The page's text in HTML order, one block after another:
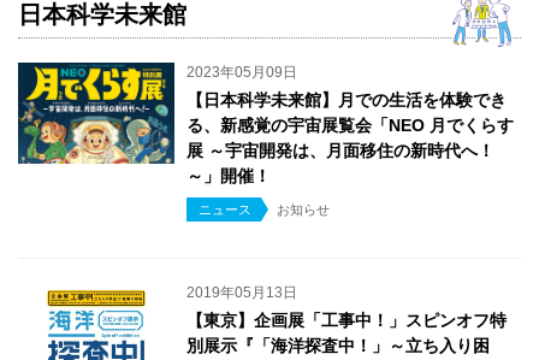
日本科学未来館
2023年05月09日
【日本科学未来館】月での生活を体験でき
る、新感覚の宇宙展覧会「NEO 月でくらす
展 ～宇宙開発は、月面移住の新時代へ！
～」開催！
ニュース お知らせ
2019年05月13日
【東京】企画展「工事中！」スピンオフ特
別展示『「海洋探査中！」～立ち入り困